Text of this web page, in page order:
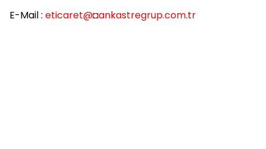
E-Mail : eticaret@◘ankastregrup.com.tr